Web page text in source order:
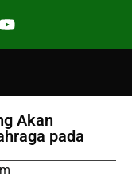
Akan
pada